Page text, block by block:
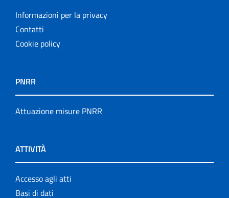
Informazioni per la privacy
Contatti
Cookie policy
PNRR
Attuazione misure PNRR
ATTIVITÀ
Accesso agli atti
Basi di dati